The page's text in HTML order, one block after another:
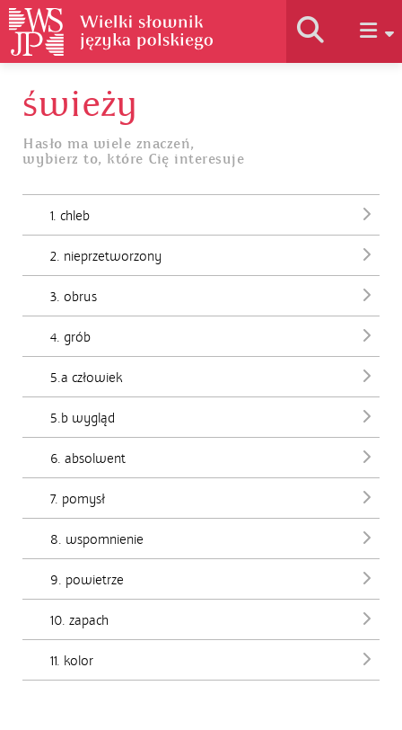
Jak korzystać
świeży
Hasło ma wiele znaczeń,
wybierz to, które Cię interesuje
1. chleb
2. nieprzetworzony
3. obrus
4. grób
5.a człowiek
5.b wygląd
6. absolwent
7. pomysł
8. wspomnienie
9. powietrze
10. zapach
11. kolor